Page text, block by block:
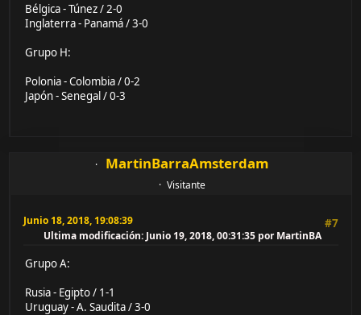
Bélgica - Túnez / 2-0
Inglaterra - Panamá / 3-0
Grupo H:
Polonia - Colombia / 0-2
Japón - Senegal / 0-3
MartinBarraAmsterdam
Visitante
Junio 18, 2018, 19:08:39 #7
Ultima modificación: Junio 19, 2018, 00:31:35 por MartinBA
Grupo A:
Rusia - Egipto / 1-1
Uruguay - A. Saudita / 3-0